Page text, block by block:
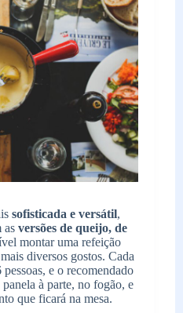
sofisticada e versátil,
as versões de queijo, de
montar uma refeição
diversos gostos. Cada
pessoas, e o recomendado
à parte, no fogão, e
que ficará na mesa.